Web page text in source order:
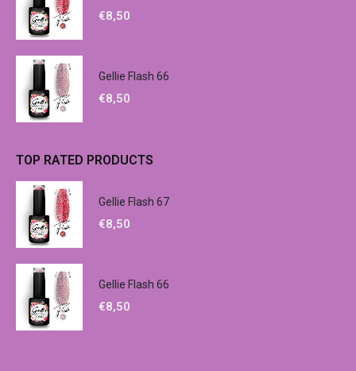
€8,50
Gellie Flash 66
€8,50
TOP RATED PRODUCTS
Gellie Flash 67
€8,50
Gellie Flash 66
€8,50